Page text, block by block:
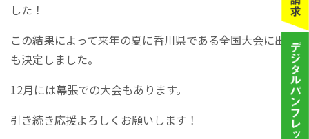
した！
この結果によって来年の夏に香川県である全国大会に出場
も決定しました。
12月には幕張での大会もあります。
引き続き応援よろしくお願いします！